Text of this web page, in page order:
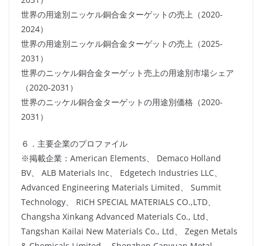
世界の用途別ニッケル銅合金ターゲットの売上（2020-
2024）
世界の用途別ニッケル銅合金ターゲットの売上（2025-
2031）
世界のニッケル銅合金ターゲット売上の用途別市場シェア
（2020-2031）
世界のニッケル銅合金ターゲットの用途別価格（2020-
2031）
６．主要企業のプロファイル
※掲載企業：American Elements、 Demaco Holland
BV、 ALB Materials Inc、 Edgetech Industries LLC、
Advanced Engineering Materials Limited、 Summit
Technology、 RICH SPECIAL MATERIALS CO.,LTD、
Changsha Xinkang Advanced Materials Co., Ltd、
Tangshan Kailai New Materials Co., Ltd、 Zegen Metals